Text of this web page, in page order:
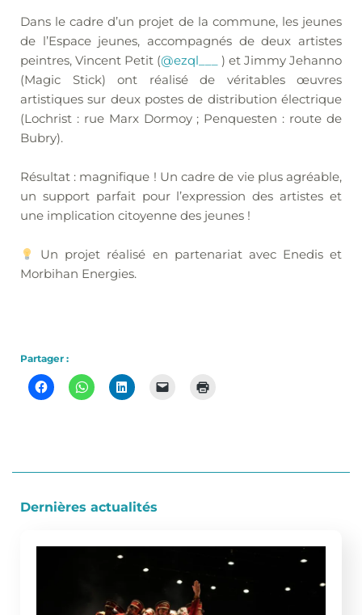
Dans le cadre d’un projet de la commune, les jeunes
de l’Espace jeunes, accompagnés de deux artistes
peintres, Vincent Petit (@ezql___
) et Jimmy Jehanno
(Magic Stick) ont réalisé de véritables œuvres
artistiques sur deux postes de distribution électrique
(Lochrist : rue Marx Dormoy ; Penquesten : route de
Bubry).
Résultat : magnifique ! Un cadre de vie plus agréable,
un support parfait pour l’expression des artistes et
une implication citoyenne des jeunes !
Un projet réalisé en partenariat avec Enedis et
Morbihan Energies.
Partager :
Dernières actualités